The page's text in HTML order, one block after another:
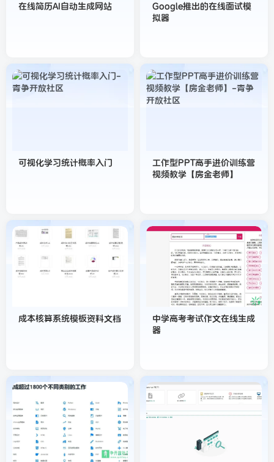
在线简历AI自动生成网站
Google推出的在线面试模
拟器
可视化学习统计概率入门
工作型PPT高手进价训练营
视频教学【房金老师】
成本核算系统模板资料文档
中学高考考试作文在线生成
器